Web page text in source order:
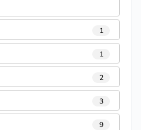
1
1
2
3
9